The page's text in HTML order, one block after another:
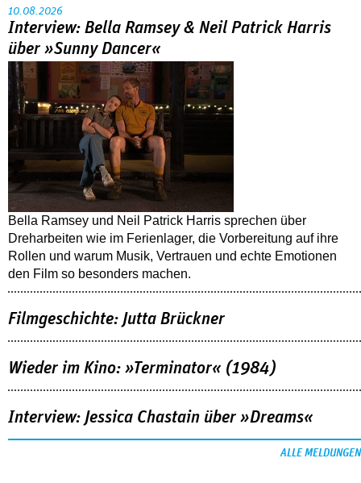
10.08.2026
Interview: Bella Ramsey & Neil Patrick Harris
über »Sunny Dancer«
Bella Ramsey und Neil Patrick Harris sprechen über
Dreharbeiten wie im Ferienlager, die Vorbereitung auf ihre
Rollen und warum Musik, Vertrauen und echte Emotionen
den Film so besonders machen.
Filmgeschichte: Jutta Brückner
Wieder im Kino: »Terminator« (1984)
Interview: Jessica Chastain über »Dreams«
ALLE MELDUNGEN